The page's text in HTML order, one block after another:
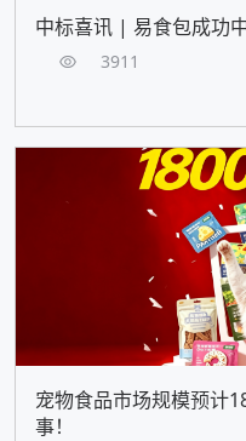
中标喜讯 | 易食包成功
3911
宠物食品市场规模预计
事！